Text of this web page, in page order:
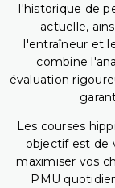
l'historique de
actuelle,
l'entraîneur et
combine
évaluation
Les courses
objectif est de
maximiser vos
PMU